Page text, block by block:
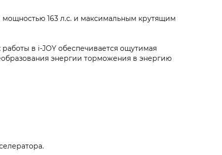
163 л.с. и максимальным крутящим
в i‑JOY обеспечивается ощутимая
энергии торможения в энергию